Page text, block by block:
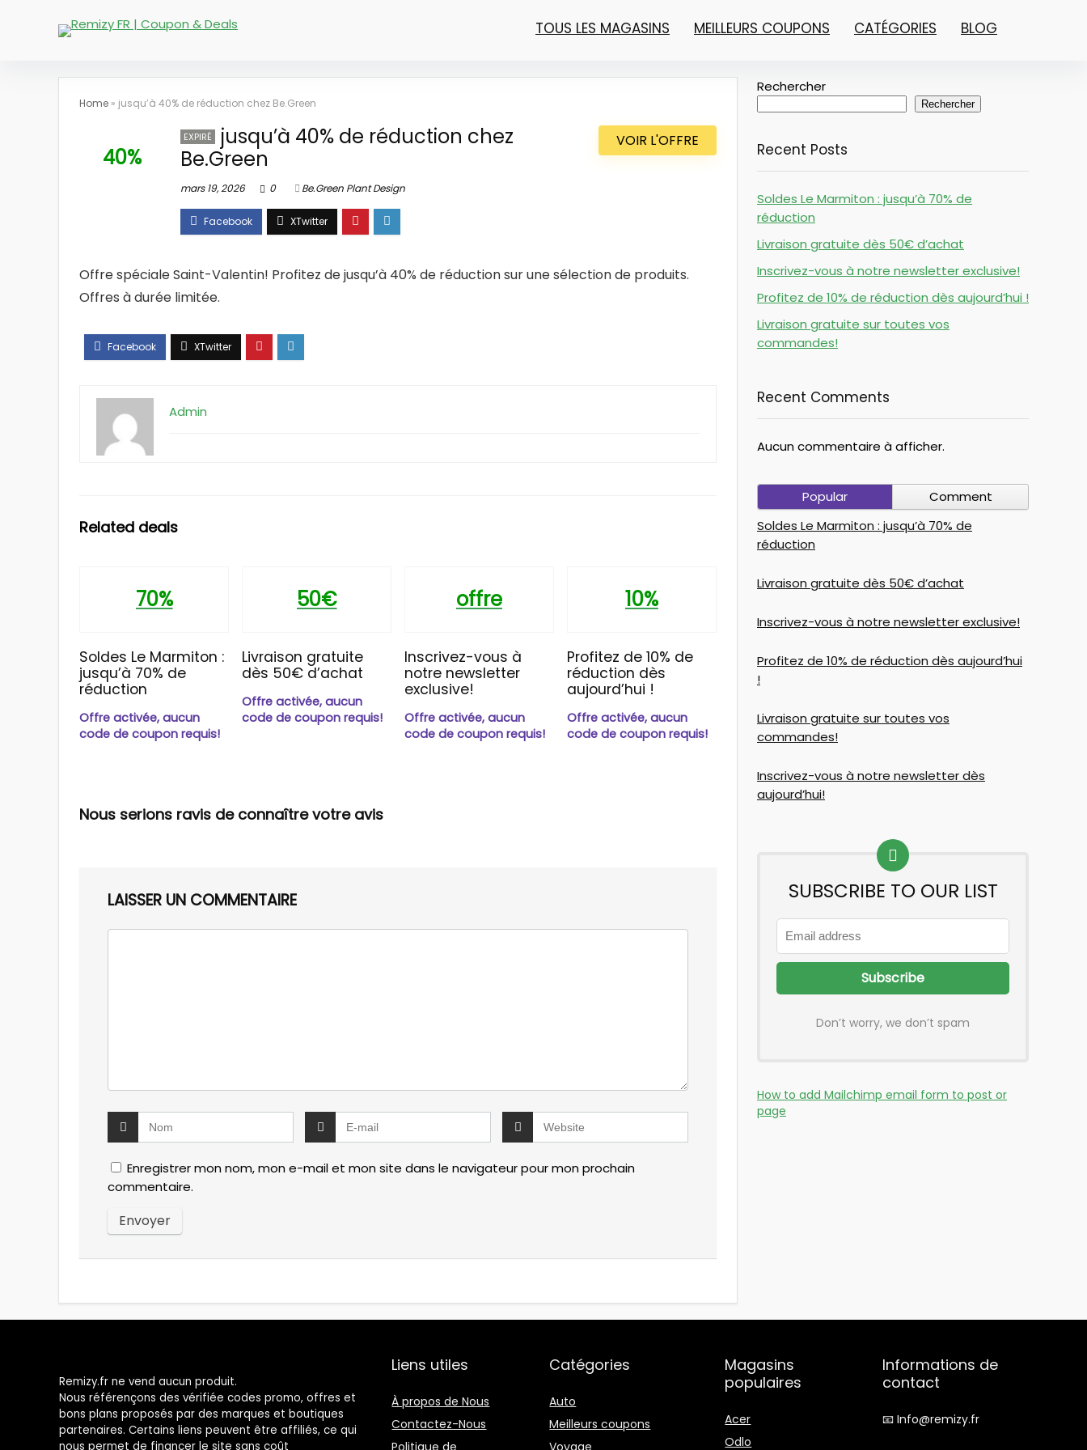
TOUS LES MAGASINS MEILLEURS COUPONS CATÉGORIES BLOG
Home » jusqu’à 40% de réduction chez Be.Green
40%
EXPIRÉ
jusqu’à 40% de réduction chez
Be.Green
mars 19, 2026 0 Be.Green Plant Design
VOIR L'OFFRE
Offre spéciale Saint-Valentin! Profitez de jusqu’à 40% de réduction sur une sélection de produits.
Offres à durée limitée.
Admin
Related deals
70%
Soldes Le Marmiton :
jusqu’à 70% de
réduction
Offre activée, aucun
code de coupon requis!
50€
Livraison gratuite
dès 50€ d’achat
Offre activée, aucun
code de coupon requis!
offre
Inscrivez-vous à
notre newsletter
exclusive!
Offre activée, aucun
code de coupon requis!
10%
Profitez de 10% de
réduction dès
aujourd’hui !
Offre activée, aucun
code de coupon requis!
Nous serions ravis de connaître votre avis
LAISSER UN COMMENTAIRE
Enregistrer mon nom, mon e-mail et mon site dans le navigateur pour mon prochain
commentaire.
Rechercher
Rechercher
Recent Posts
Soldes Le Marmiton : jusqu’à 70% de
réduction
Livraison gratuite dès 50€ d’achat
Inscrivez-vous à notre newsletter exclusive!
Profitez de 10% de réduction dès aujourd’hui !
Livraison gratuite sur toutes vos
commandes!
Recent Comments
Aucun commentaire à afficher.
Popular
Comment
Soldes Le Marmiton : jusqu’à 70% de
réduction
Livraison gratuite dès 50€ d’achat
Inscrivez-vous à notre newsletter exclusive!
Profitez de 10% de réduction dès aujourd’hui
!
Livraison gratuite sur toutes vos
commandes!
Inscrivez-vous à notre newsletter dès
aujourd’hui!
SUBSCRIBE TO OUR LIST
Don’t worry, we don’t spam
How to add Mailchimp email form to post or
page
Remizy.fr ne vend aucun produit.
Nous référençons des vérifiée codes promo, offres et
bons plans proposés par des marques et boutiques
partenaires. Certains liens peuvent être affiliés, ce qui
nous permet de financer le site sans coût
Liens utiles
À propos de Nous
Contactez-Nous
Politique de
Catégories
Auto
Meilleurs coupons
Voyage
Magasins
populaires
Acer
Odlo
Informations de
contact
📧 Info@remizy.fr